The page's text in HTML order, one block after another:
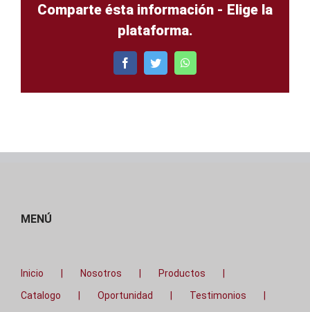
Comparte ésta información - Elige la
plataforma.
FacebookTwitterWhatsApp
MENÚ
Inicio Nosotros
Productos
Catalogo
Oportunidad
Testimonios